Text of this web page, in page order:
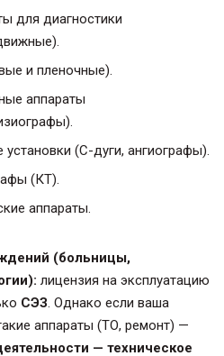
для диагностики
и пленочные).
аппараты
установки (С-дуги, ангиографы).
(КТ).
аппараты.
(больницы,
лицензия на эксплуатацию
СЭЗ. Однако если ваша
аппараты (ТО, ремонт) —
— техническое